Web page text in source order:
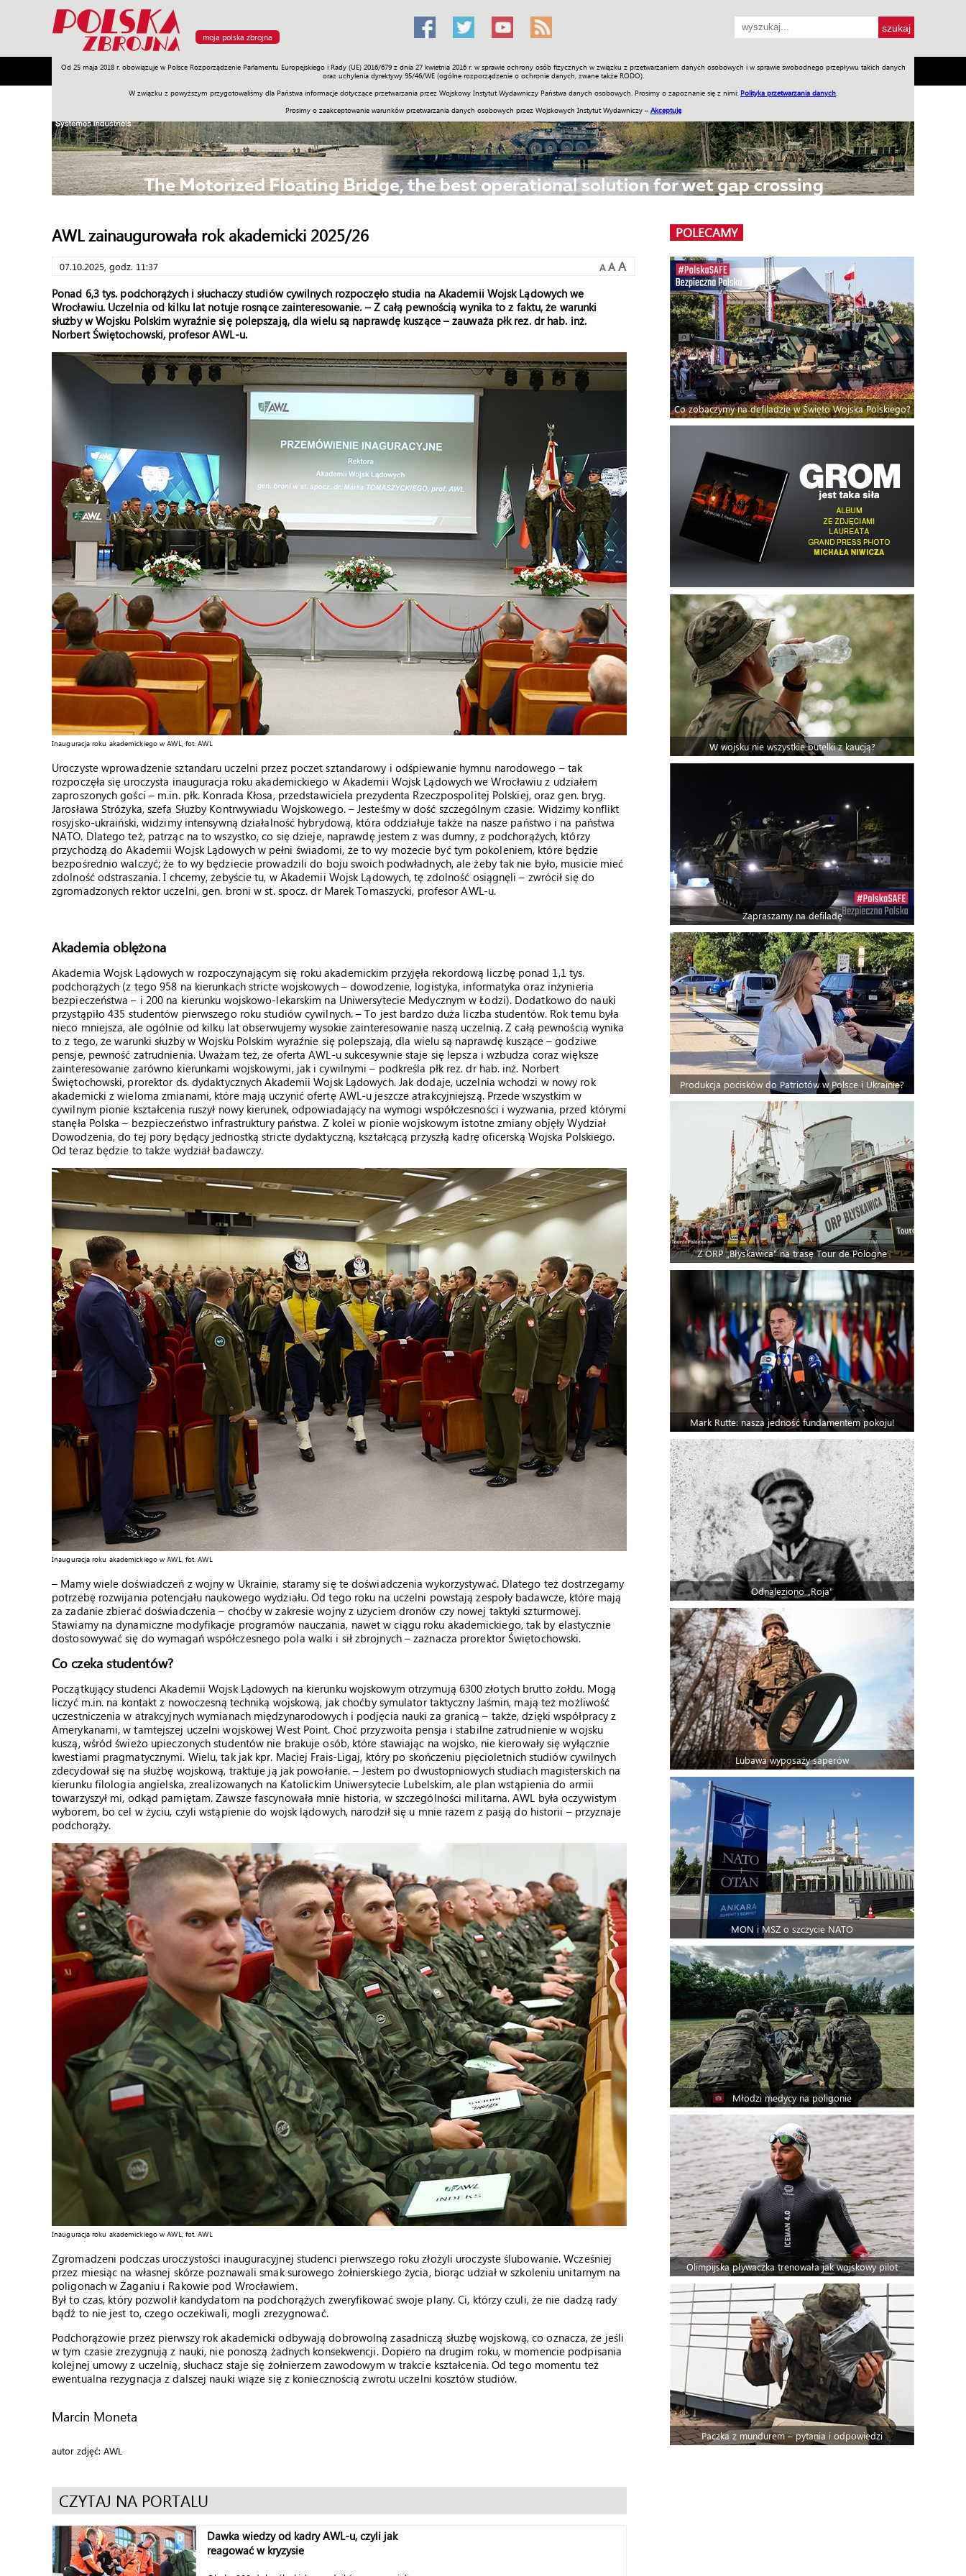
moja polska zbrojna
Od 25 maja 2018 r. obowiązuje w Polsce Rozporządzenie Parlamentu Europejskiego i Rady (UE) 2016/679 z dnia 27 kwietnia 2016 r. w sprawie ochrony osób fizycznych w związku z przetwarzaniem danych osobowych i w sprawie swobodnego przepływu takich danych
oraz uchylenia dyrektywy 95/46/WE (ogólne rozporządzenie o ochronie danych, zwane także RODO).
W związku z powyższym przygotowaliśmy dla Państwa informacje dotyczące przetwarzania przez Wojskowy Instytut Wydawniczy Państwa danych osobowych. Prosimy o zapoznanie się z nimi: Polityka przetwarzania danych
Prosimy o zaakceptowanie warunków przetwarzania danych osobowych przez Wojskowych Instytut Wydawniczy – Akceptuję
Armia Poligon Sprzęt Misje Polityka Prawo Świat Społeczność Sport Historia Galerie Wideo ENGLISH SKLEP Jednodniówki Praca w WIW
AWL zainaugurowała rok akademicki 2025/26
07.10.2025, godz. 11:37 A A A
Ponad 6,3 tys. podchorążych i słuchaczy studiów cywilnych rozpoczęło studia na Akademii Wojsk Lądowych we
Wrocławiu. Uczelnia od kilku lat notuje rosnące zainteresowanie. – Z całą pewnością wynika to z faktu, że warunki
służby w Wojsku Polskim wyraźnie się polepszają, dla wielu są naprawdę kuszące – zauważa płk rez. dr hab. inż.
Norbert Świętochowski, profesor AWL-u.
Inauguracja roku akademickiego w AWL, fot. AWL
Uroczyste wprowadzenie sztandaru uczelni przez poczet sztandarowy i odśpiewanie hymnu narodowego – tak
rozpoczęła się uroczysta inauguracja roku akademickiego w Akademii Wojsk Lądowych we Wrocławiu z udziałem
zaproszonych gości – m.in. płk. Konrada Kłosa, przedstawiciela prezydenta Rzeczpospolitej Polskiej, oraz gen. bryg.
Jarosława Stróżyka, szefa Służby Kontrwywiadu Wojskowego. – Jesteśmy w dość szczególnym czasie. Widzimy konflikt
rosyjsko-ukraiński, widzimy intensywną działalność hybrydową, która oddziałuje także na nasze państwo i na państwa
NATO. Dlatego też, patrząc na to wszystko, co się dzieje, naprawdę jestem z was dumny, z podchorążych, którzy
przychodzą do Akademii Wojsk Lądowych w pełni świadomi, że to wy możecie być tym pokoleniem, które będzie
bezpośrednio walczyć; że to wy będziecie prowadzili do boju swoich podwładnych, ale żeby tak nie było, musicie mieć
zdolność odstraszania. I chcemy, żebyście tu, w Akademii Wojsk Lądowych, tę zdolność osiągnęli – zwrócił się do
zgromadzonych rektor uczelni, gen. broni w st. spocz. dr Marek Tomaszycki, profesor AWL-u.
Akademia oblężona
Akademia Wojsk Lądowych w rozpoczynającym się roku akademickim przyjęła rekordową liczbę ponad 1,1 tys.
podchorążych (z tego 958 na kierunkach stricte wojskowych – dowodzenie, logistyka, informatyka oraz inżynieria
bezpieczeństwa – i 200 na kierunku wojskowo-lekarskim na Uniwersytecie Medycznym w Łodzi). Dodatkowo do nauki
przystąpiło 435 studentów pierwszego roku studiów cywilnych. – To jest bardzo duża liczba studentów. Rok temu była
nieco mniejsza, ale ogólnie od kilku lat obserwujemy wysokie zainteresowanie naszą uczelnią. Z całą pewnością wynika
to z tego, że warunki służby w Wojsku Polskim wyraźnie się polepszają, dla wielu są naprawdę kuszące – godziwe
pensje, pewność zatrudnienia. Uważam też, że oferta AWL-u sukcesywnie staje się lepsza i wzbudza coraz większe
zainteresowanie zarówno kierunkami wojskowymi, jak i cywilnymi – podkreśla płk rez. dr hab. inż. Norbert
Świętochowski, prorektor ds. dydaktycznych Akademii Wojsk Lądowych. Jak dodaje, uczelnia wchodzi w nowy rok
akademicki z wieloma zmianami, które mają uczynić ofertę AWL-u jeszcze atrakcyjniejszą. Przede wszystkim w
cywilnym pionie kształcenia ruszył nowy kierunek, odpowiadający na wymogi współczesności i wyzwania, przed którymi
stanęła Polska – bezpieczeństwo infrastruktury państwa. Z kolei w pionie wojskowym istotne zmiany objęły Wydział
Dowodzenia, do tej pory będący jednostką stricte dydaktyczną, kształcącą przyszłą kadrę oficerską Wojska Polskiego.
Od teraz będzie to także wydział badawczy.
Inauguracja roku akademickiego w AWL, fot. AWL
– Mamy wiele doświadczeń z wojny w Ukrainie, staramy się te doświadczenia wykorzystywać. Dlatego też dostrzegamy
potrzebę rozwijania potencjału naukowego wydziału. Od tego roku na uczelni powstają zespoły badawcze, które mają
za zadanie zbierać doświadczenia – choćby w zakresie wojny z użyciem dronów czy nowej taktyki szturmowej.
Stawiamy na dynamiczne modyfikacje programów nauczania, nawet w ciągu roku akademickiego, tak by elastycznie
dostosowywać się do wymagań współczesnego pola walki i sił zbrojnych – zaznacza prorektor Świętochowski.
Co czeka studentów?
Początkujący studenci Akademii Wojsk Lądowych na kierunku wojskowym otrzymują 6300 złotych brutto żołdu. Mogą
liczyć m.in. na kontakt z nowoczesną techniką wojskową, jak choćby symulator taktyczny Jaśmin, mają też możliwość
uczestniczenia w atrakcyjnych wymianach międzynarodowych i podjęcia nauki za granicą – także, dzięki współpracy z
Amerykanami, w tamtejszej uczelni wojskowej West Point. Choć przyzwoita pensja i stabilne zatrudnienie w wojsku
kuszą, wśród świeżo upieczonych studentów nie brakuje osób, które stawiając na wojsko, nie kierowały się wyłącznie
kwestiami pragmatycznymi. Wielu, tak jak kpr. Maciej Frais-Ligaj, który po skończeniu pięcioletnich studiów cywilnych
zdecydował się na służbę wojskową, traktuje ją jak powołanie. – Jestem po dwustopniowych studiach magisterskich na
kierunku filologia angielska, zrealizowanych na Katolickim Uniwersytecie Lubelskim, ale plan wstąpienia do armii
towarzyszył mi, odkąd pamiętam. Zawsze fascynowała mnie historia, w szczególności militarna. AWL była oczywistym
wyborem, bo cel w życiu, czyli wstąpienie do wojsk lądowych, narodził się u mnie razem z pasją do historii – przyznaje
podchorąży.
Inauguracja roku akademickiego w AWL, fot. AWL
Zgromadzeni podczas uroczystości inauguracyjnej studenci pierwszego roku złożyli uroczyste ślubowanie. Wcześniej
przez miesiąc na własnej skórze poznawali smak surowego żołnierskiego życia, biorąc udział w szkoleniu unitarnym na
poligonach w Żaganiu i Rakowie pod Wrocławiem.
Był to czas, który pozwolił kandydatom na podchorążych zweryfikować swoje plany. Ci, którzy czuli, że nie dadzą rady
bądź to nie jest to, czego oczekiwali, mogli zrezygnować.
Podchorążowie przez pierwszy rok akademicki odbywają dobrowolną zasadniczą służbę wojskową, co oznacza, że jeśli
w tym czasie zrezygnują z nauki, nie ponoszą żadnych konsekwencji. Dopiero na drugim roku, w momencie podpisania
kolejnej umowy z uczelnią, słuchacz staje się żołnierzem zawodowym w trakcie kształcenia. Od tego momentu też
ewentualna rezygnacja z dalszej nauki wiąże się z koniecznością zwrotu uczelni kosztów studiów.
Marcin Moneta
autor zdjęć: AWL
CZYTAJ NA PORTALU
Dawka wiedzy od kadry AWL-u, czyli jak
reagować w kryzysie
POLECAMY
Co zobaczymy na defiladzie w Święto Wojska Polskiego?
W wojsku nie wszystkie butelki z kaucją?
Zapraszamy na defiladę
Produkcja pocisków do Patriotów w Polsce i Ukrainie?
Z ORP „Błyskawica” na trasę Tour de Pologne
Mark Rutte: nasza jedność fundamentem pokoju!
Odnaleziono „Roja”
Lubawa wyposaży saperów
MON i MSZ o szczycie NATO
Młodzi medycy na poligonie
Olimpijska pływaczka trenowała jak wojskowy pilot
Paczka z mundurem – pytania i odpowiedzi